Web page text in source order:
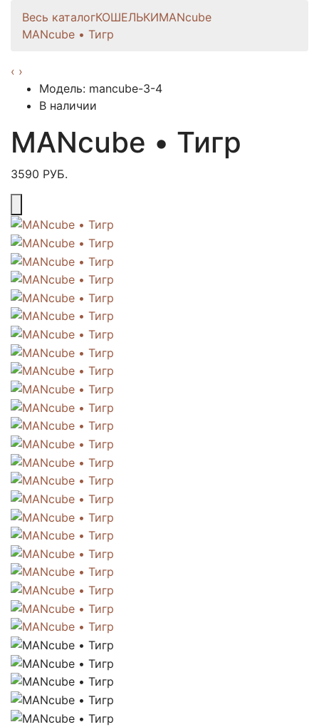
Весь каталогКОШЕЛЬКИMANcube
MANcube • Тигр
‹ ›
Модель: mancube-3-4
В наличии
MANcube • Тигр
3590 РУБ.